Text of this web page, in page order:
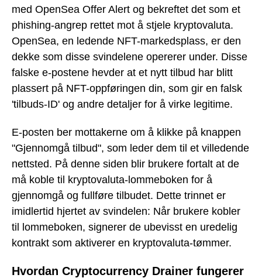
med OpenSea Offer Alert og bekreftet det som et
phishing-angrep rettet mot å stjele kryptovaluta.
OpenSea, en ledende NFT-markedsplass, er den
dekke som disse svindelene opererer under. Disse
falske e-postene hevder at et nytt tilbud har blitt
plassert på NFT-oppføringen din, som gir en falsk
'tilbuds-ID' og andre detaljer for å virke legitime.
E-posten ber mottakerne om å klikke på knappen
"Gjennomgå tilbud", som leder dem til et villedende
nettsted. På denne siden blir brukere fortalt at de
må koble til kryptovaluta-lommeboken for å
gjennomgå og fullføre tilbudet. Dette trinnet er
imidlertid hjertet av svindelen: Når brukere kobler
til lommeboken, signerer de ubevisst en uredelig
kontrakt som aktiverer en kryptovaluta-tømmer.
Hvordan Cryptocurrency Drainer fungerer